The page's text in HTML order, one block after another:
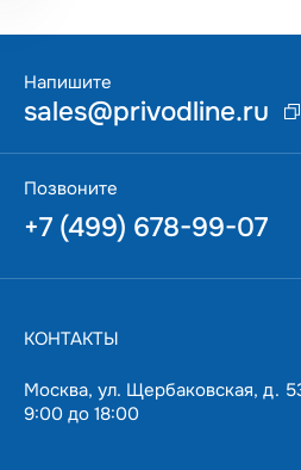
преобразователя. Предлагаем
доставкой по всей России. Вы
прибор с гарантией 12 месяцев.
поддерживается на складе в
оперативно решать
Напишите
sales@privodline.ru
Позвоните
+7 (499) 678-99-07
КОНТАКТЫ
Москва, ул. Щербаковская, д.
9:00 до 18:00